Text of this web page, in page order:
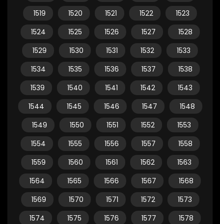
1519
1520 1521 1522
1523
1524
1525 1526 1527
1528
1529
1530 1531 1532
1533
1534
1535 1536 1537
1538
1539
1540 1541 1542
1543
1544
1545 1546 1547
1548
1549
1550 1551 1552
1553
1554
1555 1556 1557
1558
1559
1560 1561 1562
1563
1564
1565 1566 1567
1568
1569
1570 1571 1572
1573
1574
1575 1576 1577
1578